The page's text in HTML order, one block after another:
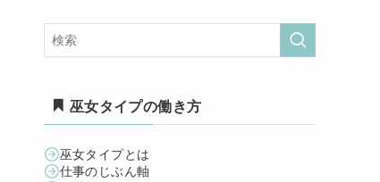
巫女タイプの働き方
巫女タイプとは
仕事のじぶん軸